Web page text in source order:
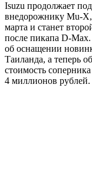
Isuzu продолжает
внедорожнику Mu-
марта и станет
после пикапа D-
об оснащении
Таиланда, а теперь
стоимость
4 миллионов рублей.